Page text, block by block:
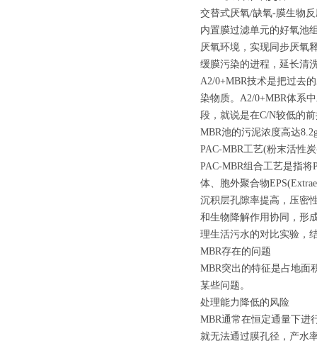
交替式厌氧/缺氧-膜生物
内置膜过滤单元的好氧池
厌氧环境，实现同步厌氧
缓膜污染的进程，延长清
A2/0+MBR技术是把过去
染物质。A2/0+MBR体系
段，就说是在C/N较低的
MBR池的污泥浓度高达
PAC-MBR工艺(粉末活性
PAC-MBR组合工艺是指
体、胞外聚合物
沉积层孔隙率提高，压密
和生物降解作用协同，形
理生活污水的对比实验，
MBR存在的问题
MBR突出的特征是占地面
某些问题。
处理能力降低的风险
MBR通常在恒定通量下进
就无法通过膜孔径，产水